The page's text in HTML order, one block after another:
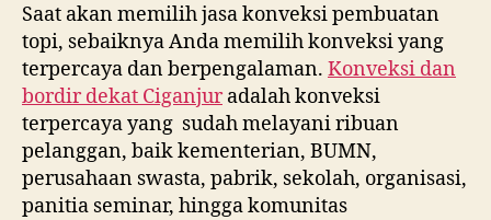
Saat akan memilih jasa konveksi pembuatan
topi, sebaiknya Anda memilih konveksi yang
terpercaya dan berpengalaman. Konveksi dan
bordir dekat Ciganjuradalah konveksi
terpercaya yang sudah melayani ribuan
pelanggan, baik kementerian, BUMN,
perusahaan swasta, pabrik, sekolah, organisasi,
panitia seminar, hingga komunitas